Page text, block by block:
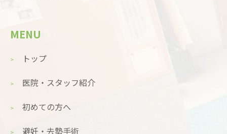
MENU
トップ
医院・スタッフ紹介
初めての方へ
避妊・去勢手術